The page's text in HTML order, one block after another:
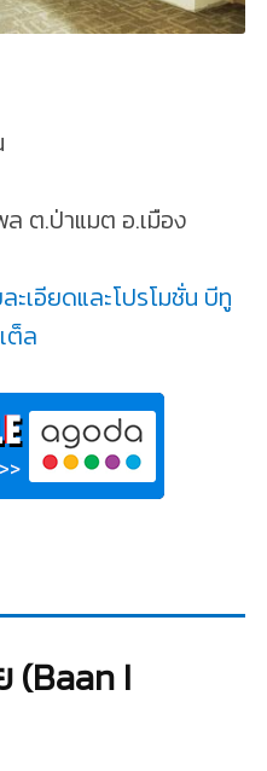
ต.ป่าแมต อ.เมือง
เอียดและโปรโมชั่น บีทู
ต็ล
(Baan I